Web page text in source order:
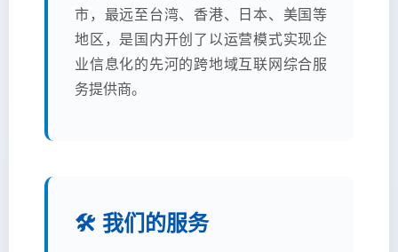
市，最远至台湾、香港、日本、美国等
地区，是国内开创了以运营模式实现企
业信息化的先河的跨地域互联网综合服
务提供商。
🛠️ 我们的服务